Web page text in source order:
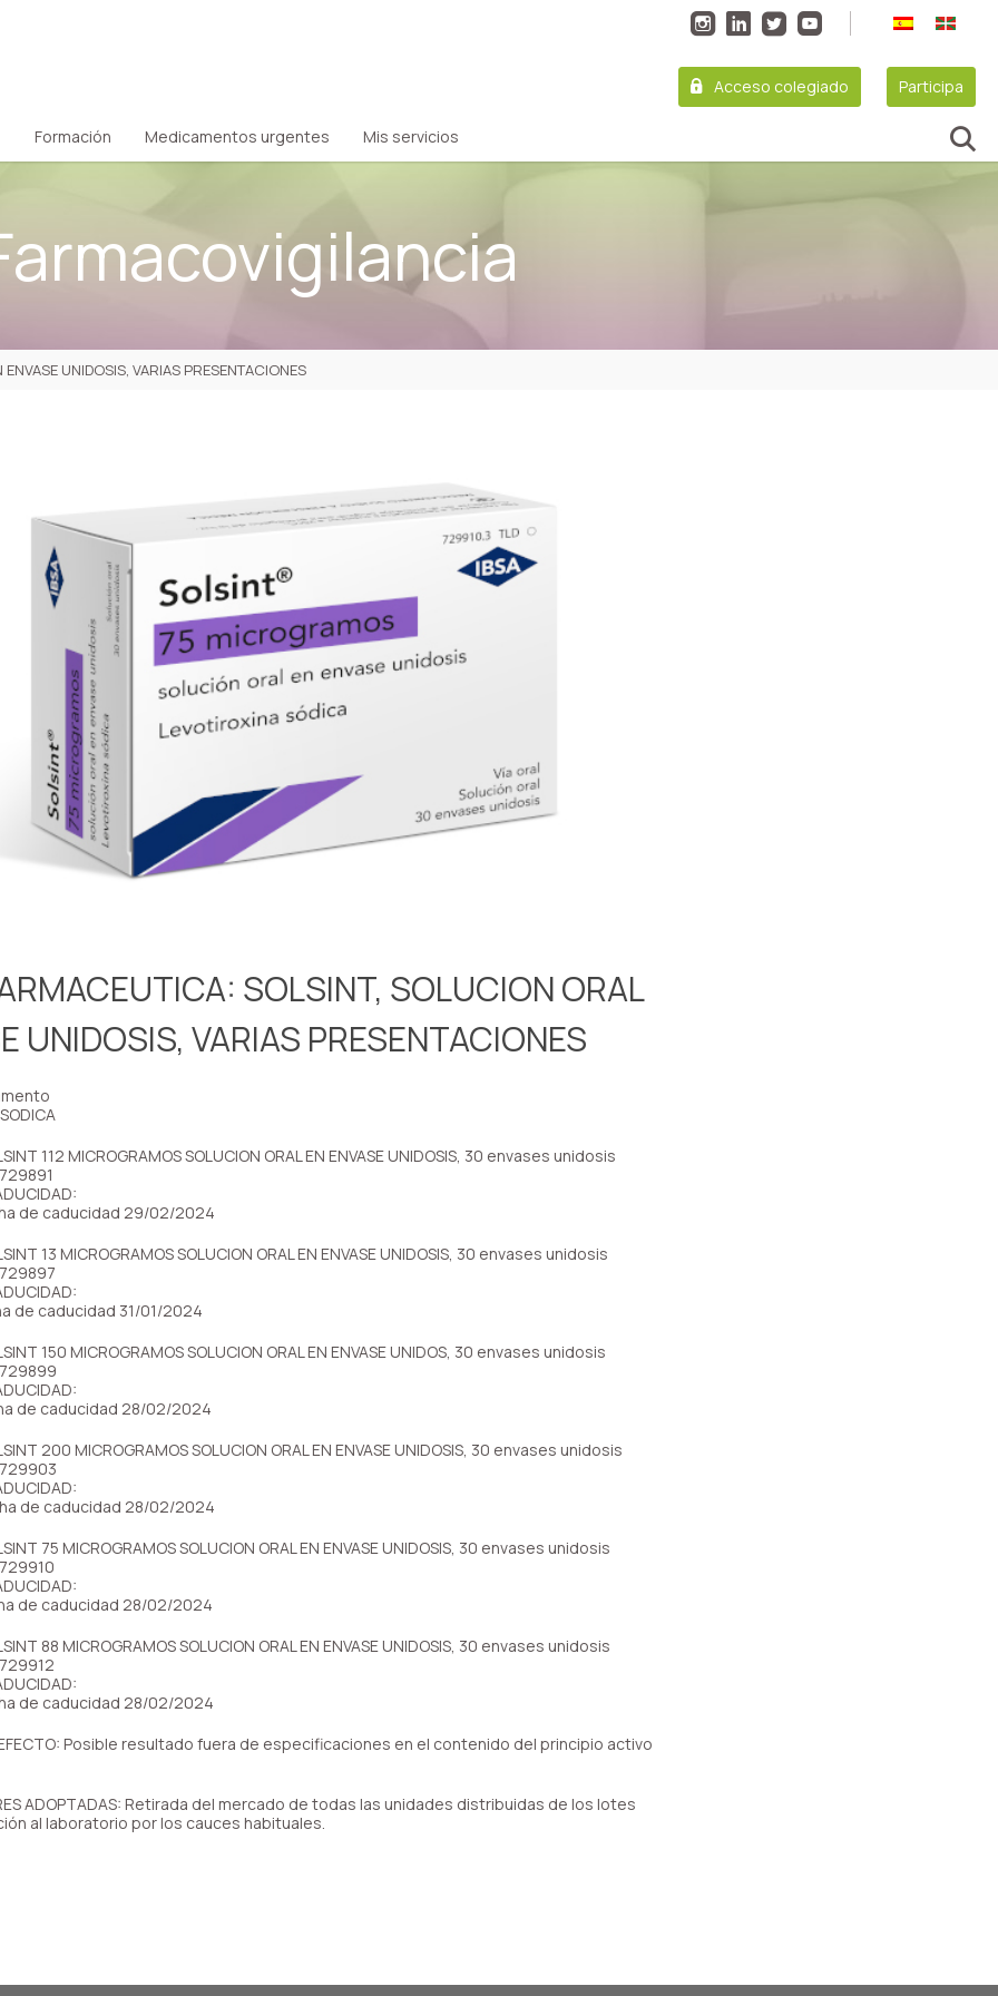
Acceso colegiado Participa
Formación Medicamentos urgentes Mis servicios
UNIDOSIS, VARIAS PRESENTACIONES
SOLSINT, SOLUCION ORAL
UNIDOSIS, VARIAS PRESENTACIONES
112 MICROGRAMOS SOLUCION ORAL EN ENVASE UNIDOSIS, 30 envases unidosis
de caducidad 29/02/2024
13 MICROGRAMOS SOLUCION ORAL EN ENVASE UNIDOSIS, 30 envases unidosis
729897
de caducidad 31/01/2024
150 MICROGRAMOS SOLUCION ORAL EN ENVASE UNIDOS, 30 envases unidosis
729899
de caducidad 28/02/2024
200 MICROGRAMOS SOLUCION ORAL EN ENVASE UNIDOSIS, 30 envases unidosis
729903
de caducidad 28/02/2024
75 MICROGRAMOS SOLUCION ORAL EN ENVASE UNIDOSIS, 30 envases unidosis
de caducidad 28/02/2024
88 MICROGRAMOS SOLUCION ORAL EN ENVASE UNIDOSIS, 30 envases unidosis
de caducidad 28/02/2024
Posible resultado fuera de especificaciones en el contenido del principio activo
ADOPTADAS: Retirada del mercado de todas las unidades distribuidas de los lotes
al laboratorio por los cauces habituales.